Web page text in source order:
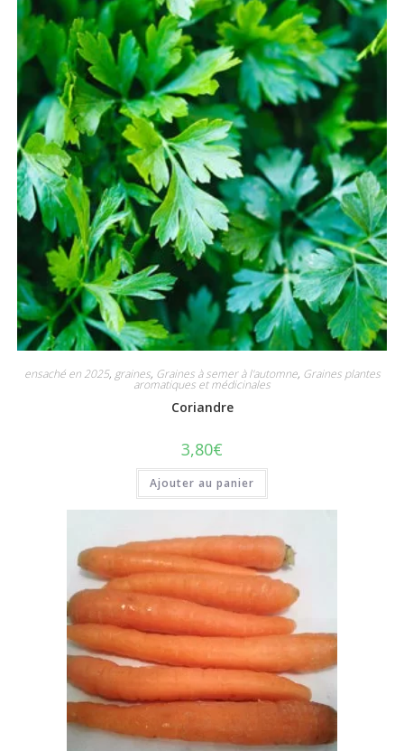
ensaché en 2025, graines, Graines à semer à l'automne, Graines plantes
aromatiques et médicinales
Coriandre
3,80€
Ajouter au panier